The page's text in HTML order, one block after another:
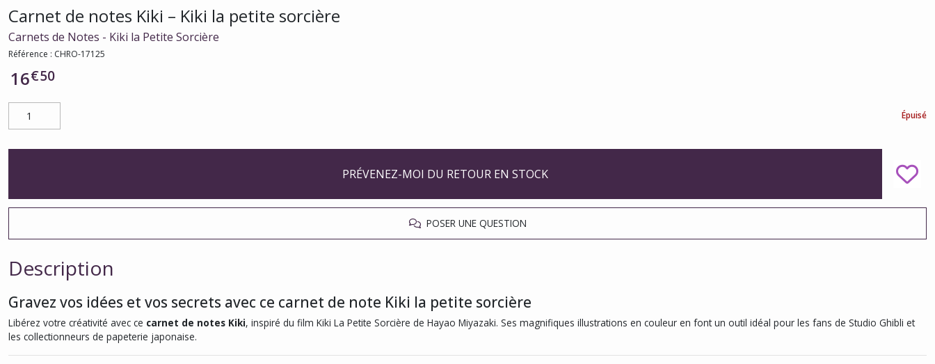
Carnet de notes Kiki – Kiki la petite sorcière
Carnets de Notes - Kiki la Petite Sorcière
Référence : CHRO-17125
16€50
Épuisé
PRÉVENEZ-MOI DU RETOUR EN STOCK
POSER UNE QUESTION
Description
Gravez vos idées et vos secrets avec ce carnet de note Kiki la petite sorcière
Libérez votre créativité avec ce carnet de notes Kiki, inspiré du film Kiki La Petite Sorcière de Hayao Miyazaki. Ses magnifiques illustrations en couleur en font un outil idéal pour les fans de Studio Ghibli et
les collectionneurs de papeterie japonaise.